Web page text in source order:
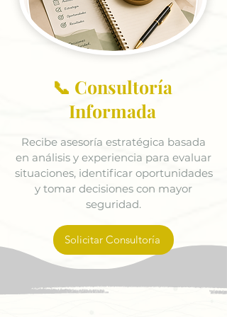
📞 Consultoría
Informada
Recibe asesoría estratégica basada
en análisis y experiencia para evaluar
situaciones, identificar oportunidades
y tomar decisiones con mayor
seguridad.
Solicitar Consultoría